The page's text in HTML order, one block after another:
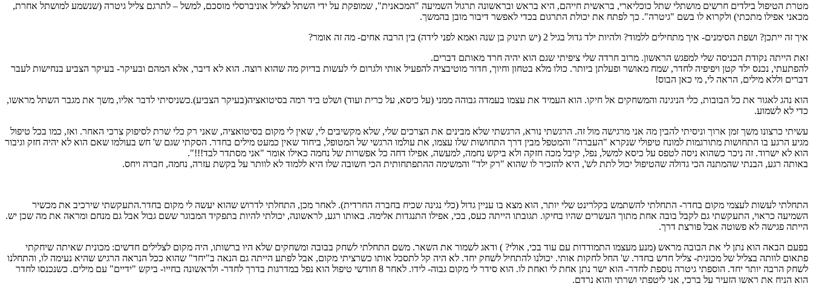
מטרת הטיפול בילדים חרשים מושתלי שתל כוכליארי, בראשית חייהם, היא בראש ובראשונה תרגול השמיעה "המכאנית", שמופקת על ידי השתל לצליל אוניברסלי מוסכם, למשל – לתרגם צליל גיטרה (שנשמע למושתל אחרת,
מכאני אפילו מתכתי) ולקרוא לו בשם "גיטרה". כך לפתח את יכולת התרגום בכדי לאפשר דיבור מובן בהמשך.
איך זה ייתכן? ושפת הסימנים- איך מתחילים ללמוד? ולהיות ילד גדול בגיל 2 (יש תינוק בן שנה ואמא לפני לידה) בין הרבה אחים- מה זה אומר?
זאת הייתה נקודת הכניסה שלי למפגש הראשון. מרוב חרדה שלי ציפיתי שגם הוא יהיה חרד מאותם דברים.
להפתעתי, נכנס ילד קטן ויפיפיה לחדר, שמח מאושר ופעלתן ביותר. כולו מלא בטחון וחיוך, חדור מוטיבציה להפעיל אותי ולגרום לי לעשות בדיוק מה שהוא רוצה. הוא לא דיבר, אלא המהם ובעיקר- בעיקר הצביע בנחישות לעבר
דברים וללא מילים, הראה לי, מי כאן הבוס!
הוא נהג לאגור את כל הבובות, כלי הניגינה והמשחקים אל חיקו. הוא העמיד את עצמו בעמדה גבוהה ממני (על כיסא, על כרית ועוד) ושלט ביד רמה בסיטואציה(בעיקר הצביע).כשניסיתי לדבר אליו, משך את מגבר השתל מראשו,
כדי לא לשמוע.
עשיתי כרצונו משך זמן ארוך וניסיתי להבין מה אני מרגישה מול זה. הרגשתי נורא, הרגשתי שלא מבינים את הצרכים שלי, שלא מקשיבים לי, שאין לי מקום בסיטואציה, שאני רק כלי שרת לסיפוק צרכי האחר. ואז, כמו בכל טיפול
מגיע הרגע בו התחושות מתורגמות למונח טיפולי שנקרא "העברה" והמטפל מבין דרך התחושות שלו עצמו, את עולמו הרגשי של המטופל, ביחוד שאין כמעט מילים בחדר. הסקתי שגם ש' חש בעולמו שאם הוא לא יהיה חזק וגיבור
הוא לא ישרוד. זה ניכר כשהוא ניסה לטפס על כיסא למשל, נפל, קיבל מכה חזקה ולא ביקש נחמה, למעשה, אפילו דחה כל אפשרות של נחמה כאילו אומר "אני מסתדר לבד!!!".
באותה רגע, הבנתי שהמתנה הכי גדולה שהטיפול יכול לתת לש', היא להזכיר לו שהוא "רק ילד" והמשימה ההתפתחותית הכי חשובה שלו היא ללמוד לא לוותר על בקשת עזרה, נחמה, חברה ויחס.
התחלתי לעשות לעצמי מקום בחדר- התחלתי להשתמש בקלרינט שלי יותר, הוא מצא בו עניין גדול (כלי נגינה שכיח בחברה החרדית). לאחר מכן, התחלתי לדרוש שהוא יעשה לי מקום בחדר.התעקשתי שירכיב את מכשיר
השמיעה כראוי, התעקשתי גם לקבל בובה אחת מתוך העשרים שהיו בחיקו. תגובתו הייתה כעס, בכי, אפילו התנגדות אלימה. באותו רגע, לראשונה, יכולתי להיות בתפקיד המבוגר ששם גבול אבל גם מנחם ומראה את מה שכן יש.
הייתה פגישה לא פשוטה אבל פורצת דרך.
בפעם הבאה הוא נתן לי את הבובה מראש (מנע מעצמו התמודדות עם עוד בכי, אולי? ) ודאג לשמור את השאר. משם התחלתי לשחק בבובה ומשחקים שלא היו ברשותו, היה מקום לצלילים חדשים: מכונית שאיתה שיחקתי
פתאום לוותה בצליל של מכונית- צליל חדש בחדר. ש' החל לחקות אותי. יכולנו להתחיל לשחק יחד. לא היה קל לתסכל אותו כשרציתי מקום, אבל לפתע הייתה גם הנאה ב"יחד" שהוא ככל הנראה הרגיש שהיא נעימה לו, והתחלנו
לשחק הרבה יותר יחד. הוספתי גיטרה נוספת לחדר- הוא ישר נתן אחת לי ואחת לו. הוא סידר לי מקום גבוה- לידו. לאחר 8 חודשי טיפול הוא נפל במדרגות בדרך לחדר- ולראשונה בחייו- ביקש "ידיים" עם מילים. כשנכנסו לחדר
הוא הניח את ראשו הזעיר על ברכי, אני ליטפתי ושרתי והוא נרדם.